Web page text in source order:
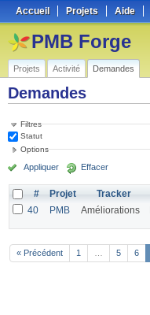
Accueil Projets Aide
PMB Forge
Projets Activité Demandes
Demandes
Filtres
Statut
Options
Appliquer Effacer
# Projet Tracker
40
PMB Améliorations
« Précédent 1 5 6